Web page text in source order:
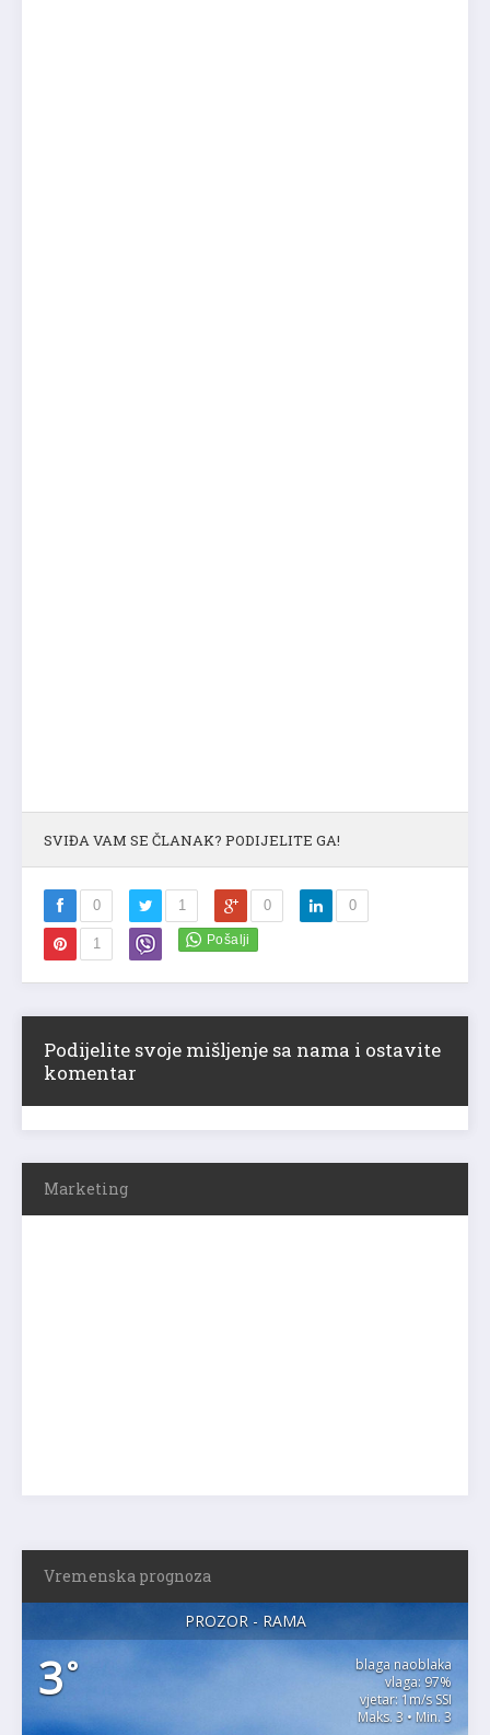
SVIĐA VAM SE ČLANAK? PODIJELITE GA!
0 1 0 0
1
Podijelite svoje mišljenje sa nama i ostavite
komentar
Marketing
Vremenska prognoza
PROZOR - RAMA
3°
blaga naoblaka
vlaga: 97%
vjetar: 1m/s SSI
Maks. 3 • Min. 3